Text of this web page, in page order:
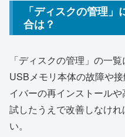
「ディスクの管理
合は？
「ディスクの管理」の一
USBメモリ本体の故障や
イバーの再インストール
試したうえで改善しなけ
い。